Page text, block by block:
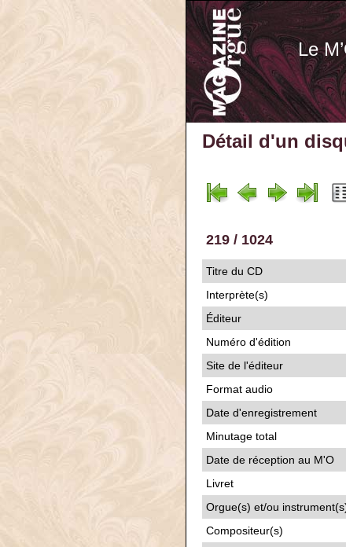
Le
Détail d'un
219 / 1024
Titre du CD
Interprète(s)
Éditeur
Numéro d'édition
Site de l'éditeur
Format audio
Date d'enregistrement
Minutage total
Date de réception au M'O
Livret
Orgue(s) et/ou
Compositeur(s)